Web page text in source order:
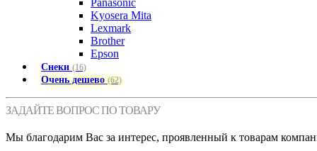
Panasonic
Kyosera Mita
Lexmark
Brother
Epson
Снеки (16)
Очень дешево(62)
ЗАДАЙТЕ ВОПРОС ПО ТОВАРУ
Мы благодарим Вас за интерес, проявленный к товарам